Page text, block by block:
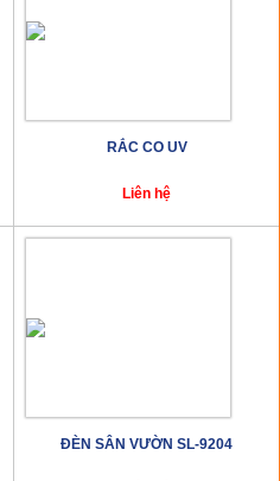
RẮC CO UV
Liên hệ
ĐÈN SÂN VƯỜN SL-9204